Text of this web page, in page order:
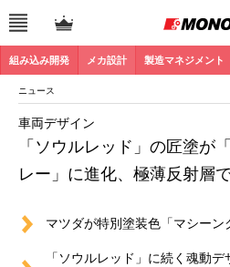
組み込み開発 メカ設計 製造マネジメント
ニュース
「ソウルレッド」の匠塗が
レー」に進化、極薄反射層
車両デザイン
マツダが特別塗装色「マシーン
「ソウルレッド」に続く魂動